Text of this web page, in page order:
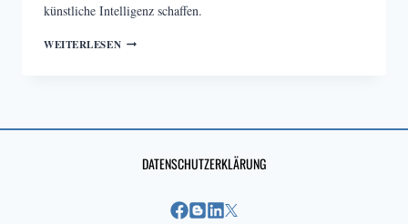
künstliche Intelligenz schaffen.
WEITERLESENEINE
INTELLIGENZ?
DATENSCHUTZERKLÄRUNG